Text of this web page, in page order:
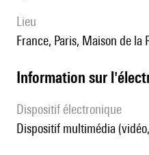
lieu
France, Paris, Maison de la
Information sur
Dispositif électronique
dispositif multimédia